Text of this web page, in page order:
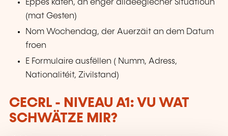
Eppes kafen, an enger alldeeglecher Situatioun
(mat Gesten)
Nom Wochendag, der Auerzäit an dem Datum
froen
E Formulaire ausfëllen ( Numm, Adress,
Nationalitéit, Zivilstand)
CECRL - NIVEAU A1: VU WAT
SCHWÄTZE MIR?